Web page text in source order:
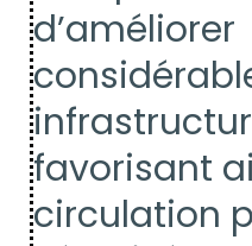
d’améliorer
favorisant
circulation